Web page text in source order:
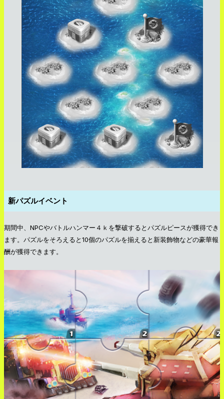
新パズルイベント
期間中、NPCやバトルハンマー４ｋを撃破するとパズルピースが獲得でき
ます。パズルをそろえると10個のパズルを揃えると新装飾物などの豪華報
酬が獲得できます。